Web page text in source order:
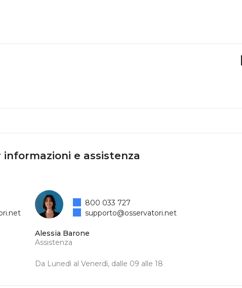
e assistenza
Alessia Barone
Assistenza
Da Lunedì al Venerdì, dalle 09 alle 18
800 033 727
supporto@osservatori.net